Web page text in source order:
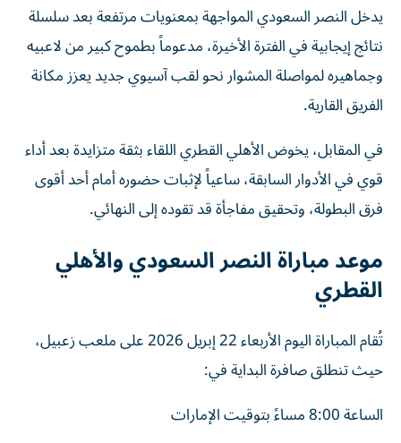
يدخل النصر السعودي المواجهة بمعنويات مرتفعة بعد سلسلة
نتائج إيجابية في الفترة الأخيرة، مدعوماً بطموح كبير من لاعبيه
وجماهيره لمواصلة المشوار نحو لقب آسيوي جديد يعزز مكانة
الفريق القارية.
في المقابل، يخوض الأهلي القطري اللقاء بثقة متزايدة بعد أداء
قوي في الأدوار السابقة، ساعياً لإثبات حضوره أمام أحد أقوى
فرق البطولة، وتحقيق مفاجأة قد تقوده إلى النهائي.
موعد مباراة النصر السعودي والأهلي
القطري
تُقام المباراة اليوم الأربعاء 22 إبريل 2026 على ملعب زعبيل،
حيث تنطلق صافرة البداية في:
الساعة 8:00 مساءً بتوقيت الإمارات